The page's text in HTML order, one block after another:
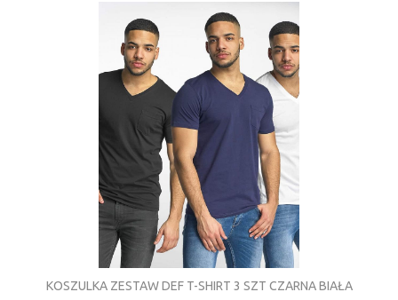
KOSZULKA ZESTAW DEF T-SHIRT 3 SZT CZARNA BIAŁA